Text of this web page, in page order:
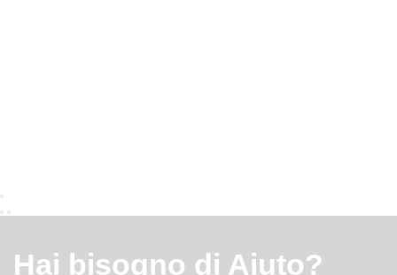
Hai bisogno di Aiuto?